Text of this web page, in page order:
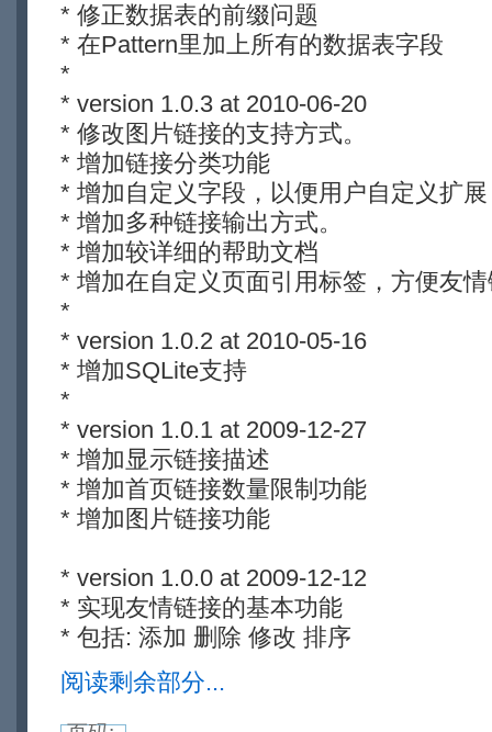
* 修正数据表的前缀问题
* 在Pattern里加上所有的数据表字段
*
* version 1.0.3 at 2010-06-20
* 修改图片链接的支持方式。
* 增加链接分类功能
* 增加自定义字段，以便用户自定义扩展
* 增加多种链接输出方式。
* 增加较详细的帮助文档
* 增加在自定义页面引用标签，方便友
*
* version 1.0.2 at 2010-05-16
* 增加SQLite支持
*
* version 1.0.1 at 2009-12-27
* 增加显示链接描述
* 增加首页链接数量限制功能
* 增加图片链接功能
* version 1.0.0 at 2009-12-12
* 实现友情链接的基本功能
* 包括: 添加 删除 修改 排序
阅读剩余部分...